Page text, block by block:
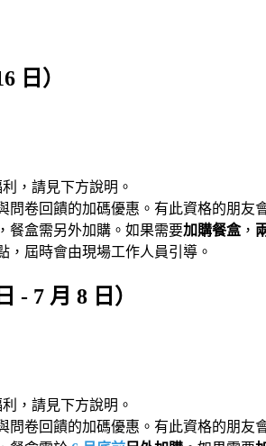
日）
，請見下方說明。
問卷回饋的加碼優惠。有此資格的朋友
餐盒需另外加購。如果需要加購餐盒，
屆時會由現場工作人員引導。
- 7 月 8 日）
，請見下方說明。
問卷回饋的加碼優惠。有此資格的朋友